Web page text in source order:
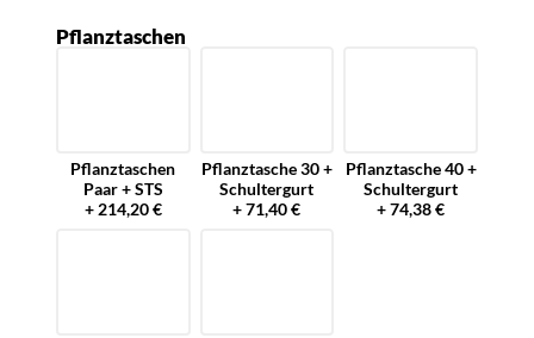
Pflanztaschen
Pflanztaschen
Paar + STS
+ 214,20 €
Pflanztasche 30 +
Schultergurt
+ 71,40 €
Pflanztasche 40 +
Schultergurt
+ 74,38 €